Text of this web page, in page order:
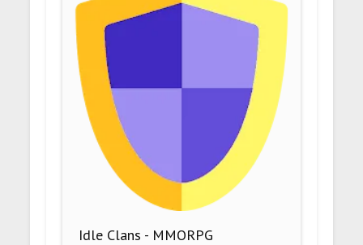
Idle Clans - MMORPG